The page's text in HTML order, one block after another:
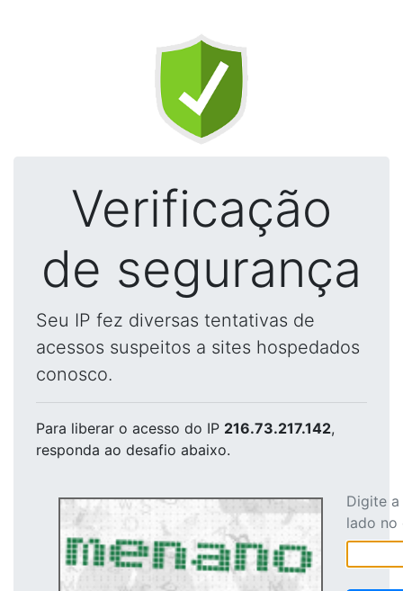
Verificação
de segurança
Seu IP fez diversas tentativas de
acessos suspeitos a sites hospedados
conosco.
Para liberar o acesso do IP 216.73.217.142,
responda ao desafio abaixo.
Digite
lado no